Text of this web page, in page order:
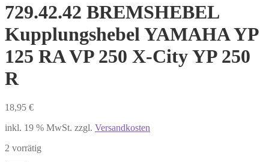
729.42.42 BREMSHEBEL
Kupplungshebel YAMAHA YP
125 RA VP 250 X-City YP 250
R
18,95 €
inkl. 19 % MwSt. zzgl. Versandkosten
2 vorrätig